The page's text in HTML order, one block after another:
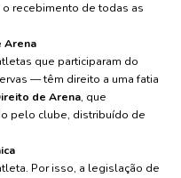
recebimento de todas as
Arena
que participaram do
— têm direito a uma fatia
de Arena, que
pelo clube, distribuído de
Por isso, a legislação de